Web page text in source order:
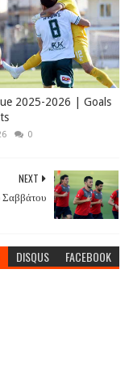
2025-2026 | Goals
0
NEXT
Σαββάτου
DISQUS FACEBOOK